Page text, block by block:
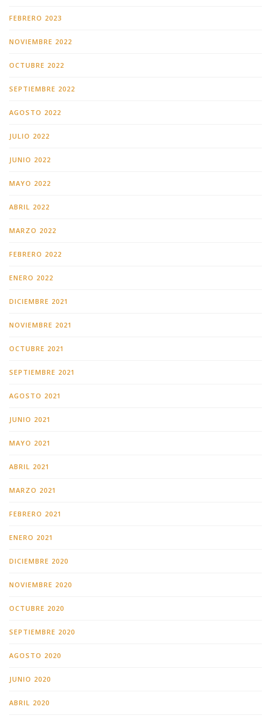
FEBRERO 2023
NOVIEMBRE 2022
OCTUBRE 2022
SEPTIEMBRE 2022
AGOSTO 2022
JULIO 2022
JUNIO 2022
MAYO 2022
ABRIL 2022
MARZO 2022
FEBRERO 2022
ENERO 2022
DICIEMBRE 2021
NOVIEMBRE 2021
OCTUBRE 2021
SEPTIEMBRE 2021
AGOSTO 2021
JUNIO 2021
MAYO 2021
ABRIL 2021
MARZO 2021
FEBRERO 2021
ENERO 2021
DICIEMBRE 2020
NOVIEMBRE 2020
OCTUBRE 2020
SEPTIEMBRE 2020
AGOSTO 2020
JUNIO 2020
ABRIL 2020